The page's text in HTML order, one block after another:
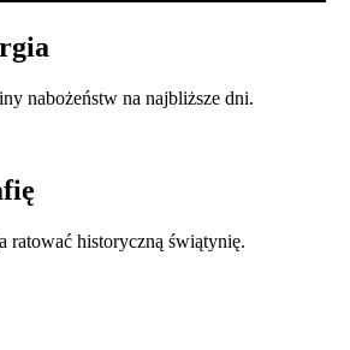
nabożeństw na najbliższe dni.
ratować historyczną świątynię.